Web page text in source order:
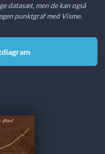
datasæt, men de kan også
punktgraf med Visme.